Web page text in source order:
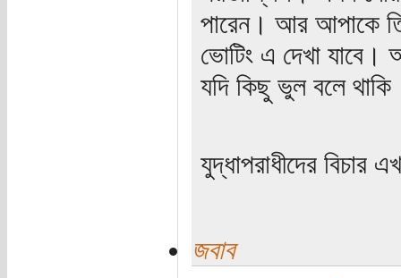
পারেন। আর আপাকে
ভোটিং এ দেখা
যদি কিছু ভুল বলে
যুদ্ধাপরাধীদের
জবাব